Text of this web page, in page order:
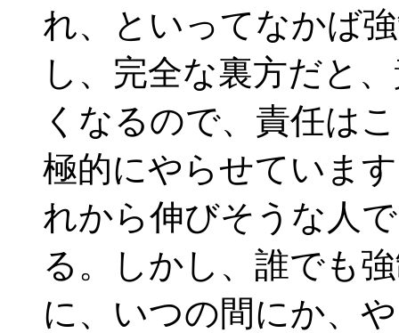
れ、といってなかば
し、完全な裏方だと
くなるので、責任は
極的にやらせていま
れから伸びそうな人
る。しかし、誰でも
に、いつの間にか、